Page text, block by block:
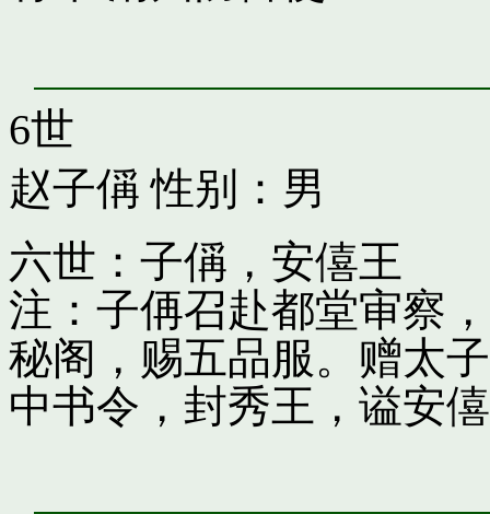
6世
赵子偁 性别：男
六世：子偁，安僖王
注：子侢召赴都堂审察
秘阁，赐五品服。赠太
中书令，封秀王，谥安